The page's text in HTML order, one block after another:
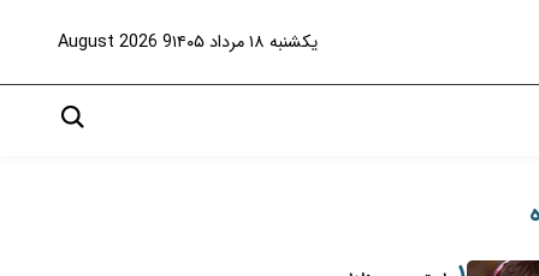
یکشنبه ۱۸ مرداد ۱۴۰۵ 9 August 2026